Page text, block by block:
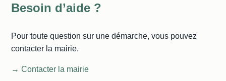
Besoin d’aide ?
Pour toute question sur une démarche, vous pouvez
contacter la mairie.
→ Contacter la mairie